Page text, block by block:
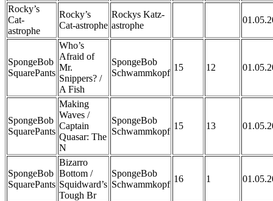
Rocky’s
Cat-
astrophe
Rocky’s
Cat-astrophe
Rockys Katz-
astrophe
SpongeBob
SquarePants
Who’s
Afraid of
Mr.
Snippers? /
A Fish
SpongeBob
Schwammkopf
15 12
SpongeBob
SquarePants
Making
Waves /
Captain
Quasar: The
N
SpongeBob
Schwammkopf
15 13
SpongeBob
SquarePants
Bizarro
Bottom /
Squidward’s
Tough Br
SpongeBob
Schwammkopf
16 1